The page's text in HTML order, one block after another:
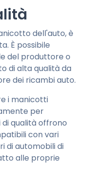
dell'auto, è
È possibile
del produttore o
di alta qualità da
dei ricambi auto.
i manicotti
per
qualità offrono
con vari
di automobili di
alle proprie